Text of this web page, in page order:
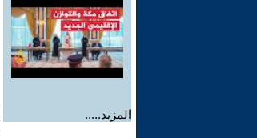
المزيد.....